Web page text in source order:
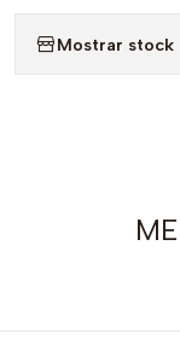
Mostrar stock